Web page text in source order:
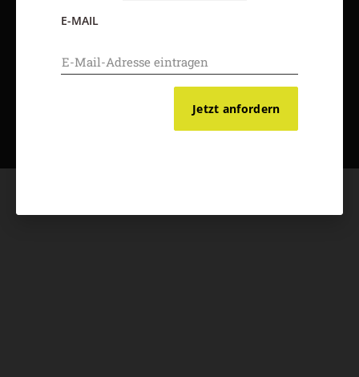
Nach oben
E-MAIL
Jetzt anfordern